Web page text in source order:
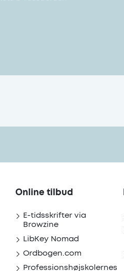
Online tilbud
E-tidsskrifter via
Browzine
LibKey Nomad
Ordbogen.com
Professionshøjskolernes